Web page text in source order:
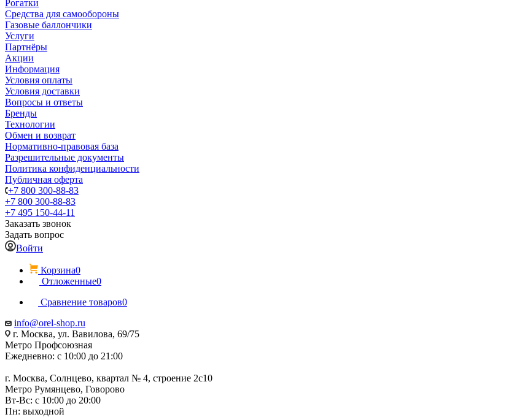
Рогатки
Средства для самообороны
Газовые баллончики
Услуги
Партнёры
Акции
Информация
Условия оплаты
Условия доставки
Вопросы и ответы
Бренды
Технологии
Обмен и возврат
Нормативно-правовая база
Разрешительные документы
Политика конфиденциальности
Публичная оферта
+7 800 300-88-83
+7 800 300-88-83
+7 495 150-44-11
Заказать звонок
Задать вопрос
Войти
Корзина0
Отложенные0
Сравнение товаров0
info@orel-shop.ru
г. Москва, ул. Вавилова, 69/75
Метро Профсоюзная
Ежедневно: с 10:00 до 21:00
г. Москва, Солнцево, квартал № 4, строение 2с10
Метро Румянцево, Говорово
Вт-Вс: с 10:00 до 20:00
Пн: выходной